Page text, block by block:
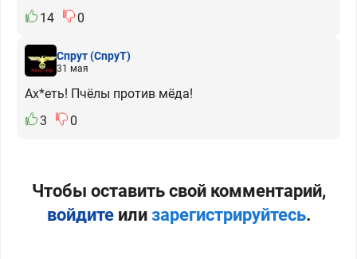
14
0
Спрут(CnpyT)
31 мая
Ах*еть! Пчёлы против мёда!
3
0
Чтобы оставить свой комментарий,
войдитеили зарегистрируйтесь.